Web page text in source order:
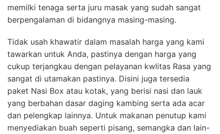
memilki tenaga serta juru masak yang sudah sangat
berpengalaman di bidangnya masing-masing.
Tidak usah khawatir dalam masalah harga yang kami
tawarkan untuk Anda, pastinya dengan harga yang
cukup terjangkau dengan pelayanan kwlitas Rasa yang
sangat di utamakan pastinya. Disini juga tersedia
paket Nasi Box atau kotak, yang berisi nasi dan lauk
yang berbahan dasar daging kambing serta ada acar
dan pelengkap lainnya. Untuk makanan penutup kami
menyediakan buah seperti pisang, semangka dan lain-